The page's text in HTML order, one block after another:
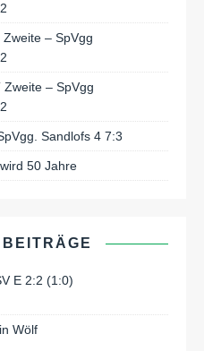
Zweite – SpVgg
Zweite – SpVgg
Sandlofs 4 7:3
50 Jahre
E 2:2 (1:0)
Wölf